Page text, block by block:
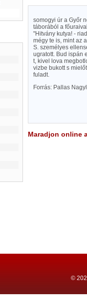
somogyi úr a Győr
táborából a
"Hitvány kutya! -
mégy te is, mint az
S. személyes
ugratott. Bud ispán
t, kivel lova
vizbe bukott s
fuladt.
Forrás: Pallas
Maradjon online
©